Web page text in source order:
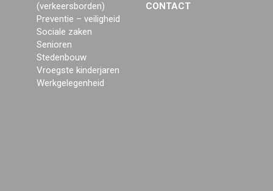
(verkeersborden)
Preventie – veiligheid
Sociale zaken
Senioren
Stedenbouw
Vroegste kinderjaren
Werkgelegenheid
CONTACT